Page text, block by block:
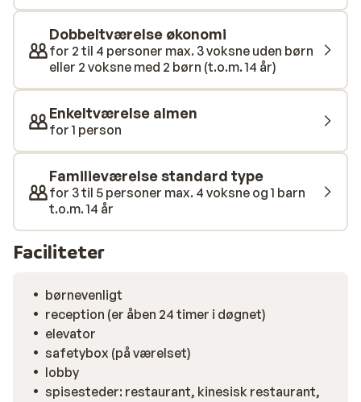
prisen hjemmefra, så her kan du blot læne dig tilbage
og lade dig forkæle. Vi anbefaler dig at tage hele
familien med til Hotel Limak Arcadia, der i øvrigt ligger i
nærheden af Tyrkiets bedste golfbaner.
Dobbeltværelse økonomi
for 2 til 4 personer max. 3 voksne uden børn
eller 2 voksne med 2 børn (t.o.m. 14 år)
Enkeltværelse almen
for 1 person
Familieværelse standard type
for 3 til 5 personer max. 4 voksne og 1 barn
t.o.m. 14 år
Faciliteter
børnevenligt
reception (er åben 24 timer i døgnet)
elevator
safetybox (på værelset)
lobby
spisesteder: restaurant, kinesisk restaurant,